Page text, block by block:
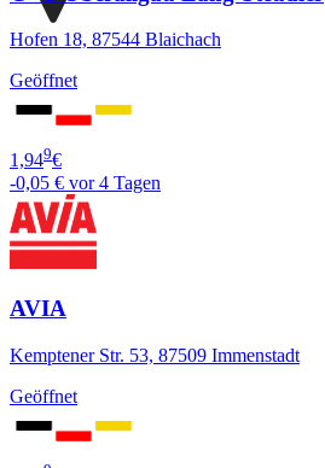
Hofen 18, 87544 Blaichach
Geöffnet
1,949€
-0,05 € vor 4 Tagen
AVIA
Kemptener Str. 53, 87509 Immenstadt
Geöffnet